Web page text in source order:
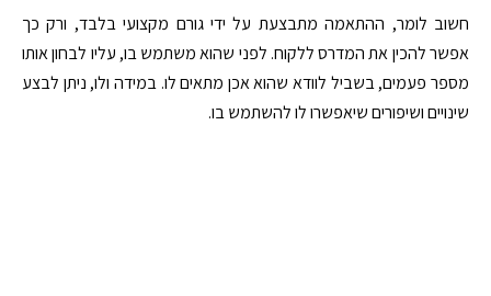
חשוב לומר, ההתאמה מתבצעת על ידי גורם מקצועי בלבד, ורק כך
אפשר להכין את המדרס ללקוח. לפני שהוא משתמש בו, עליו לבחון אותו
מספר פעמים, בשביל לוודא שהוא אכן מתאים לו. במידה ולו, ניתן לבצע
שינויים ושיפורים שיאפשרו לו להשתמש בו.